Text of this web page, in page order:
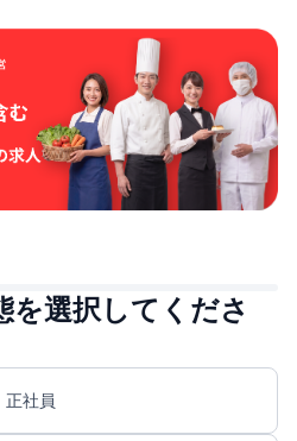
を選択してくださ
正社員